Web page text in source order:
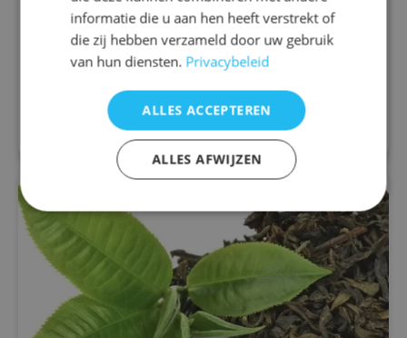
Migraine is een neurologische aandoening die
wordt gekenmerkt door terugkerende aanvallen
van ernstige hoofdpijn die gepaard kunnen gaan
met misselijkheid, een pijnlijke of stijve...
Lees meer
informatie die u aan hen heeft verstrekt of
die zij hebben verzameld door uw gebruik
van hun diensten. Privacybeleid
ALLES ACCEPTEREN
ALLES AFWIJZEN